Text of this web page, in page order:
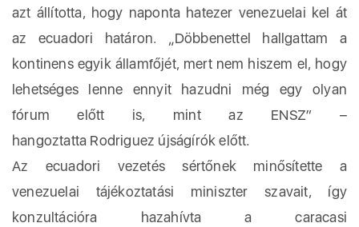
azt állította, hogy naponta hatezer venezuelai kel át
az ecuadori határon. „Döbbenettel hallgattam a
kontinens egyik államfőjét, mert nem hiszem el, hogy
lehetséges lenne ennyit hazudni még egy olyan
fórum előtt is, mint az ENSZ” –
hangoztatta Rodriguez újságírók előtt.
Az ecuadori vezetés sértőnek minősítette a
venezuelai tájékoztatási miniszter szavait, így
konzultációra hazahívta a caracasi